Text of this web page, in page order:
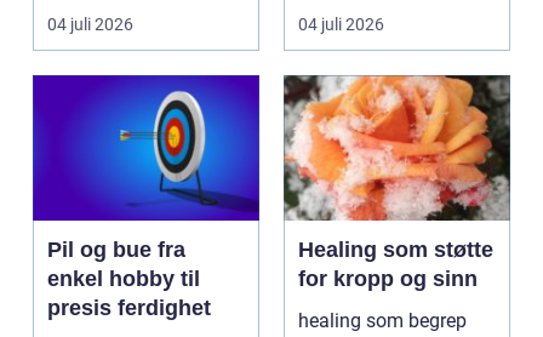
Nyhetsbildet form...
04 juli 2026
handler om sikker...
04 juli 2026
Pil og bue fra
enkel hobby til
presis ferdighet
Healing som støtte
for kropp og sinn
healing som begrep